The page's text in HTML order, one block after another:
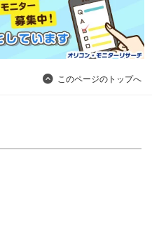
このページのトップへ